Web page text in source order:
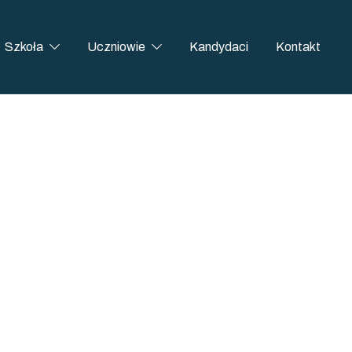
Szkoła Uczniowie Kandydaci Kontakt